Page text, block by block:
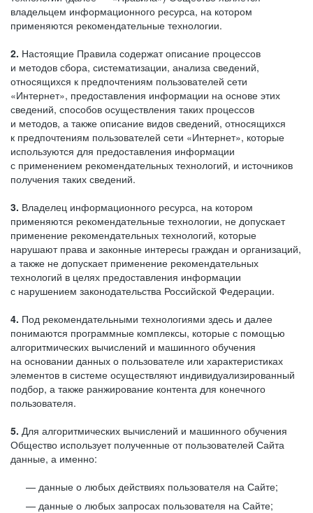
владельцем информационного ресурса, на котором
применяются рекомендательные технологии.
2. Настоящие Правила содержат описание процессов
и методов сбора, систематизации, анализа сведений,
относящихся к предпочтениям пользователей сети
«Интернет», предоставления информации на основе этих
сведений, способов осуществления таких процессов
и методов, а также описание видов сведений, относящихся
к предпочтениям пользователей сети «Интернет», которые
используются для предоставления информации
с применением рекомендательных технологий, и источников
получения таких сведений.
3. Владелец информационного ресурса, на котором
применяются рекомендательные технологии, не допускает
применение рекомендательных технологий, которые
нарушают права и законные интересы граждан и организаций,
а также не допускает применение рекомендательных
технологий в целях предоставления информации
с нарушением законодательства Российской Федерации.
4. Под рекомендательными технологиями здесь и далее
понимаются программные комплексы, которые с помощью
алгоритмических вычислений и машинного обучения
на основании данных о пользователе или характеристиках
элементов в системе осуществляют индивидуализированный
подбор, а также ранжирование контента для конечного
пользователя.
5. Для алгоритмических вычислений и машинного обучения
Общество использует полученные от пользователей Сайта
данные, а именно:
данные о любых действиях пользователя на Сайте;
данные о любых запросах пользователя на Сайте;